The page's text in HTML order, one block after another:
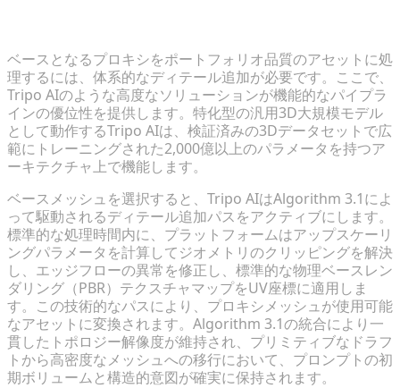
ベースとなるプロキシをポートフォリオ品質のアセットに処
理するには、体系的なディテール追加が必要です。ここで、
Tripo AIのような高度なソリューションが機能的なパイプラ
インの優位性を提供します。特化型の汎用3D大規模モデル
として動作するTripo AIは、検証済みの3Dデータセットで広
範にトレーニングされた2,000億以上のパラメータを持つア
ーキテクチャ上で機能します。
ベースメッシュを選択すると、Tripo AIはAlgorithm 3.1によ
って駆動されるディテール追加パスをアクティブにします。
標準的な処理時間内に、プラットフォームはアップスケーリ
ングパラメータを計算してジオメトリのクリッピングを解決
し、エッジフローの異常を修正し、標準的な物理ベースレン
ダリング（PBR）テクスチャマップをUV座標に適用しま
す。この技術的なパスにより、プロキシメッシュが使用可能
なアセットに変換されます。Algorithm 3.1の統合により一
貫したトポロジー解像度が維持され、プリミティブなドラフ
トから高密度なメッシュへの移行において、プロンプトの初
期ボリュームと構造的意図が確実に保持されます。